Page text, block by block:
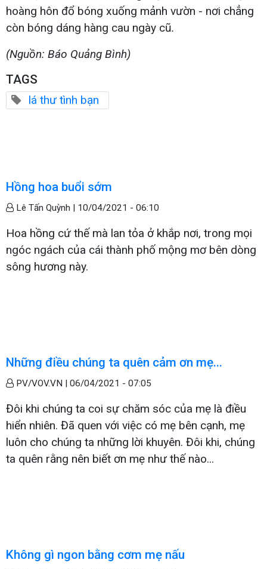
hoàng hôn đổ bóng xuống mảnh vườn - nơi chẳng
còn bóng dáng hàng cau ngày cũ.
(Nguồn: Báo Quảng Bình)
TAGS
lá thư tình bạn
Hồng hoa buổi sớm
Lê Tấn Quỳnh | 10/04/2021 - 06:10
Hoa hồng cứ thế mà lan tỏa ở khắp nơi, trong mọi
ngóc ngách của cái thành phố mộng mơ bên dòng
sông hương này.
Những điều chúng ta quên cảm ơn mẹ...
PV/VOV.VN | 06/04/2021 - 07:05
Đôi khi chúng ta coi sự chăm sóc của mẹ là điều
hiển nhiên. Đã quen với việc có mẹ bên cạnh, mẹ
luôn cho chúng ta những lời khuyên. Đôi khi, chúng
ta quên rằng nên biết ơn mẹ như thế nào...
Không gì ngon bằng cơm mẹ nấu